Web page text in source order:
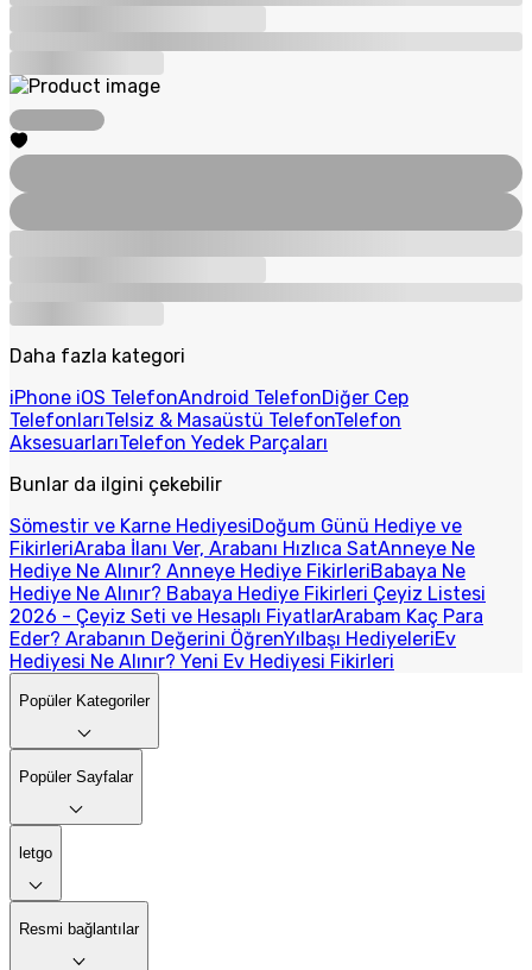
Daha fazla kategori
iPhone iOS TelefonAndroid TelefonDiğer Cep
TelefonlarıTelsiz & Masaüstü TelefonTelefon
AksesuarlarıTelefon Yedek Parçaları
Bunlar da ilgini çekebilir
Sömestir ve Karne HediyesiDoğum Günü Hediye ve
FikirleriAraba İlanı Ver, Arabanı Hızlıca SatAnneye Ne
Hediye Ne Alınır? Anneye Hediye FikirleriBabaya Ne
Hediye Ne Alınır? Babaya Hediye Fikirleri Çeyiz Listesi
2026 - Çeyiz Seti ve Hesaplı FiyatlarArabam Kaç Para
Eder? Arabanın Değerini ÖğrenYılbaşı HediyeleriEv
Hediyesi Ne Alınır? Yeni Ev Hediyesi Fikirleri
Popüler Kategoriler
Popüler Sayfalar
letgo
Resmi bağlantılar